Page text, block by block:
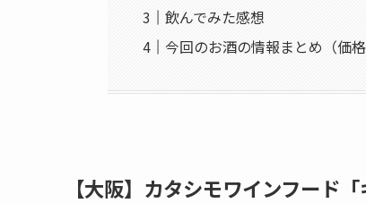
飲んでみた感想
今回のお酒の情報まとめ（価
【大阪】カタシモワインフー